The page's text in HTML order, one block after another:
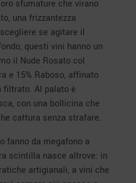
sfumature che virano
una frizzantezza
se agitare il
questi vini hanno un
il Nude Rosato col
e 15% Raboso, affinato
filtrato. Al palato è
con una bollicina che
cattura senza strafare.
fanno da megafono a
scintilla nasce altrove: in
artigianali, a vini che